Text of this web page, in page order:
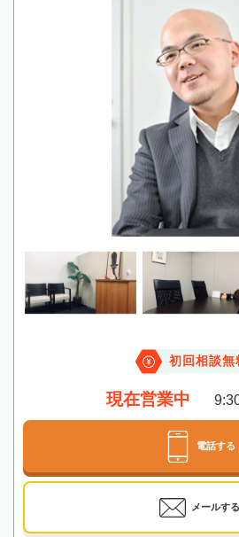
初回相談無
現在営業中
電話する
メールする